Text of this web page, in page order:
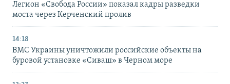
Легион «Свобода России» показал кадры разведки
моста через Керченский пролив
14:18
ВМС Украины уничтожили российские объекты на
буровой установке «Сиваш» в Черном море